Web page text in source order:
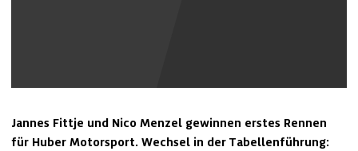
Jannes Fittje und Nico Menzel gewinnen erstes Rennen
für Huber Motorsport. Wechsel in der Tabellenführung: